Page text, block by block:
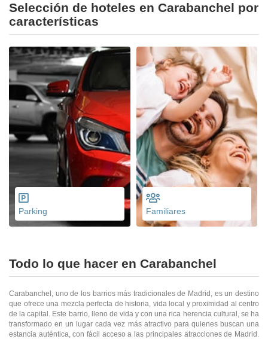
Selección de hoteles en Carabanchel por
características
Parking Familiares
Todo lo que hacer en Carabanchel
Carabanchel, uno de los barrios más tradicionales de Madrid, es un destino
que ofrece una mezcla perfecta de historia, vida local y proximidad al centro
de la capital. Este barrio, lleno de vida y con una rica herencia cultural, se ha
transformado en un lugar cada vez más atractivo para quienes buscan una
estancia auténtica, con fácil acceso a las principales atracciones de Madrid.